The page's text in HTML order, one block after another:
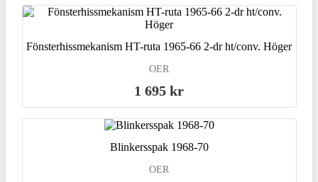
Fönsterhissmekanism HT-ruta 1965-66 2-dr ht/conv. Höger
OER
1 695 kr
Blinkersspak 1968-70
OER